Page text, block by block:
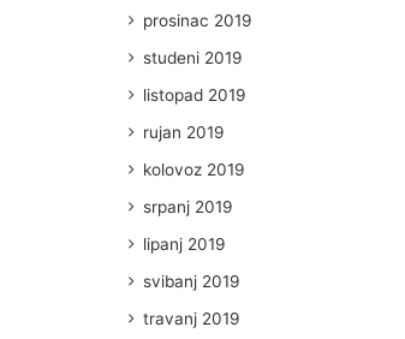
prosinac 2019
studeni 2019
listopad 2019
rujan 2019
kolovoz 2019
srpanj 2019
lipanj 2019
svibanj 2019
travanj 2019